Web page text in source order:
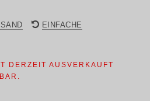
EINFACHE
DERZEIT AUSVERKAUFT